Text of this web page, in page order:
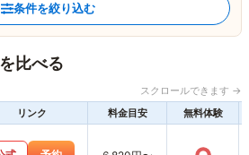
条件を絞り込む
比べる
スクロールできます →
リンク 料金目安 無料体験